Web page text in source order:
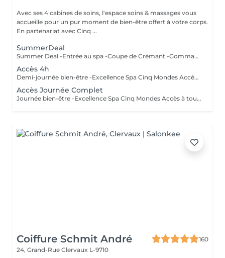
Avec ses 4 cabines de soins, l'espace soins & massages vous
accueille pour un pur moment de bien-être offert à votre corps.
En partenariat avec Cinq ...
SummerDeal
Summer Deal -Entrée au spa -Coupe de Crémant -Gommage complet du corps (30') -Massage du dos (20') Valable cet été jusqu'au 24/08/26 La durée de la prestation (60min) inclut l'installation et le temps de relaxation intégré à nos soins (10min).
Accès 4h
Demi-journée bien-être -Excellence Spa Cinq Mondes Accès à toutes les installations : Piscine et Bain à Bulles, Sauna Finlandais, Hammam, Grotte Saline, Luminothérapie, Douche Tropicale, Espace Détente et Salle de Fitness. *Enfants autorisés à la piscine et au bain à bulles jusqu'à 12h00 *Monde du sauna naturiste (serviette autorisée), interdit aux moins de 14 ans *Maillot de bain obligatoire dans l'espace piscine et bain à bulles *Peignoir, serviette et chaussons à apporter ou disponibles à la location (15 € / personne)
Accès Journée Complet
Journée bien-être -Excellence Spa Cinq Mondes Accès à toutes les installations : Piscine et Bain à Bulles, Sauna Finlandais, Hammam, Grotte Saline, Luminothérapie, Douche Tropicale, Espace Détente et Salle de Fitness. *Enfants autorisés à la piscine et au bain à bulles jusqu'à 12h00 *Monde du sauna naturiste (serviette autorisée), interdit aux moins de 14 ans *Maillot de bain obligatoire dans l'espace piscine et bain à bulles *Peignoir, serviette et chaussons à apporter ou disponibles à la location (15 € / personne)
Coiffure Schmit André
160
24, Grand-Rue Clervaux L-9710